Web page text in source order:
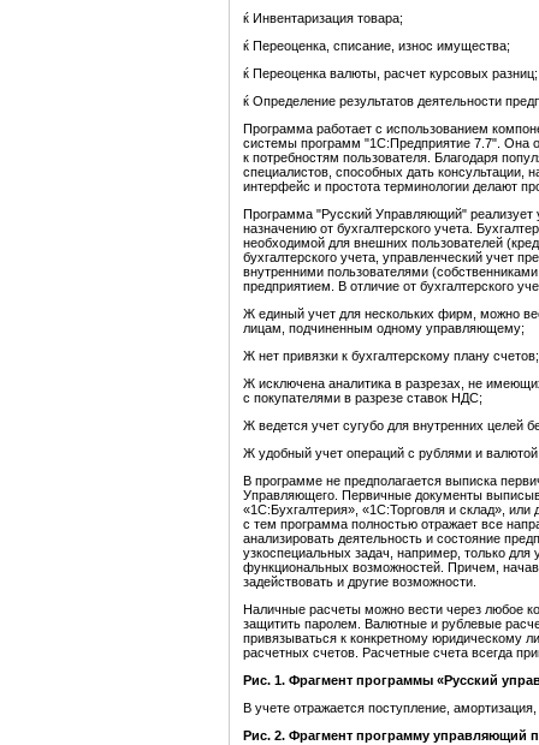
ќ Инвентаризация товара;
ќ Переоценка, списание, износ имущества;
ќ Переоценка валюты, расчет курсовых разниц;
ќ Определение результатов деятельности
Программа работает с использованием
системы программ "1С:Предприятие 7.7". Она
к потребностям пользователя. Благодаря
специалистов, способных дать консультации,
интерфейс и простота терминологии делают
Программа "Русский Управляющий" реализует
назначению от бухгалтерского учета.
необходимой для внешних пользователей
бухгалтерского учета, управленческий учет
внутренними пользователями
предприятием. В отличие от бухгалтерского
Ж единый учет для нескольких фирм, можно
лицам, подчиненным одному управляющему;
Ж нет привязки к бухгалтерскому плану счетов;
Ж исключена аналитика в разрезах, не
с покупателями в разрезе ставок НДС;
Ж ведется учет сугубо для внутренних целей
Ж удобный учет операций с рублями и
В программе не предполагается выписка
Управляющего. Первичные документы
«1С:Бухгалтерия», «1С:Торговля и склад», или
с тем программа полностью отражает все
анализировать деятельность и состояние
узкоспециальных задач, например, только для
функциональных возможностей. Причем,
задействовать и другие возможности.
Наличные расчеты можно вести через любое
защитить паролем. Валютные и рублевые
привязываться к конкретному юридическому
расчетных счетов. Расчетные счета всегда
Рис. 1. Фрагмент программы «Русский
В учете отражается поступление,
Рис. 2. Фрагмент программу управляющий